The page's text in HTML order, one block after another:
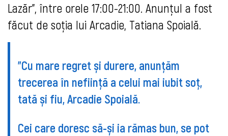
Lazăr", între orele 17:00-21:00. Anunțul a fost
făcut de soția lui Arcadie, Tatiana Spoială.
"Cu mare regret și durere, anunțăm
trecerea în neființă a celui mai iubit soț,
tată și fiu, Arcadie Spoială.
Cei care doresc să-și ia rămas bun, se pot